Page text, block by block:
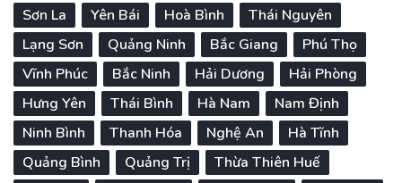
Sơn La
Yên Bái Hoà Bình
Thái Nguyên
Lạng Sơn
Quảng Ninh Bắc Giang
Phú Thọ
Vĩnh Phúc
Bắc Ninh Hải Dương
Hải Phòng
Hưng Yên
Thái Bình Hà Nam
Nam Định
Ninh Bình
Thanh Hóa Nghệ An
Hà Tĩnh
Quảng Bình
Quảng Trị
Thừa Thiên Huế